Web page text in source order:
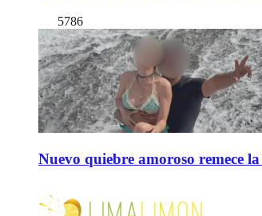
5786
Nuevo quiebre amoroso remece